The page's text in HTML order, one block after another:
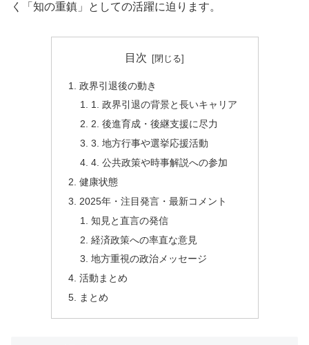
く「知の重鎮」としての活躍に迫ります。
目次
政界引退後の動き
1. 政界引退の背景と長いキャリア
2. 後進育成・後継支援に尽力
3. 地方行事や選挙応援活動
4. 公共政策や時事解説への参加
健康状態
2025年・注目発言・最新コメント
知見と直言の発信
経済政策への率直な意見
地方重視の政治メッセージ
活動まとめ
まとめ